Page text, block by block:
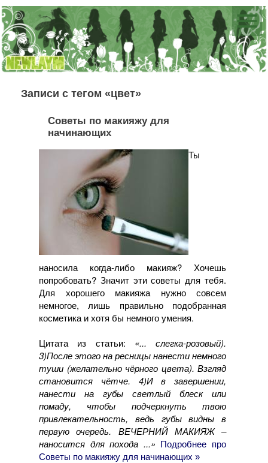
Записи с тегом «цвет»
Советы по макияжу для
начинающих
Ты
наносила когда-либо макияж? Хочешь
попробовать? Значит эти советы для тебя.
Для хорошего макияжа нужно совсем
немногое, лишь правильно подобранная
косметика и хотя бы немного умения.
Цитата из статьи: «... слегка-розовый).
3)После этого на ресницы нанести немного
туши (желательно чёрного цвета). Взгляд
становится чётче. 4)И в завершении,
нанести на губы светлый блеск или
помаду, чтобы подчеркнуть твою
привлекательность, ведь губы видны в
первую очередь. ВЕЧЕРНИЙ МАКИЯЖ –
наносится для похода ...» Подробнее про
Советы по макияжу для начинающих »